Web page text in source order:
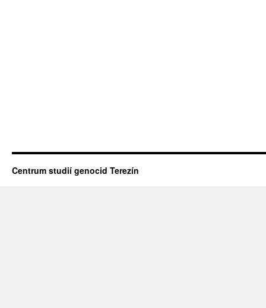
Centrum studií genocid Terezín